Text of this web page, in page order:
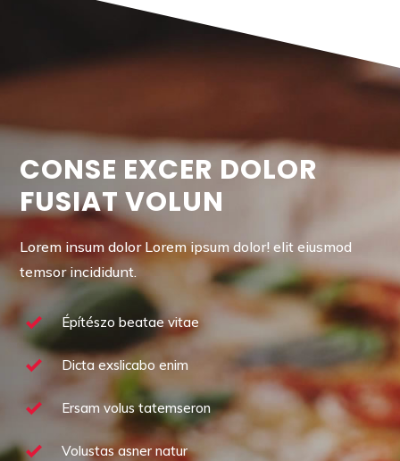
CONSE EXCER DOLOR
FUSIAT VOLUN
Lorem insum dolor Lorem ipsum dolor! elit eiusmod
temsor incididunt.
Építészo beatae vitae
Dicta exslicabo enim
Ersam volus tatemseron
Volustas asner natur